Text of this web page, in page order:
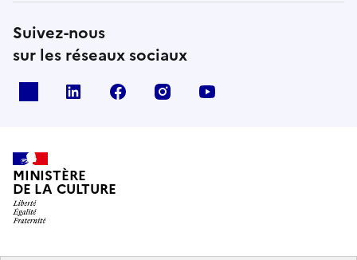
Suivez-nous
sur les réseaux sociaux
linkedin facebook instagram
MINISTÈRE
DE LA CULTURE